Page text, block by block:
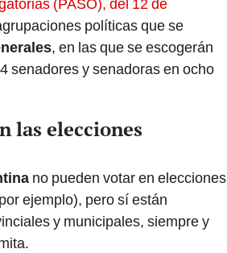
(PASO), del 12 de
políticas que se
, en las que se escogerán
senadores y senadoras en ocho
las elecciones
no pueden votar en elecciones
ejemplo), pero sí están
y municipales, siempre y